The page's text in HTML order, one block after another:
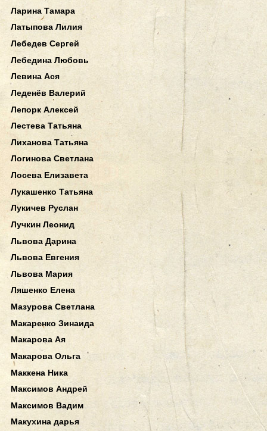
Ларина Тамара
Латыпова Лилия
Лебедев Сергей
Лебедина Любовь
Левина Ася
Леденёв Валерий
Лепорк Алексей
Лестева Татьяна
Лиханова Татьяна
Логинова Светлана
Лосева Елизавета
Лукашенко Татьяна
Лукичев Руслан
Лучкин Леонид
Львова Дарина
Львова Евгения
Львова Мария
Ляшенко Елена
Мазурова Светлана
Макаренко Зинаида
Макарова Ая
Макарова Ольга
Маккена Ника
Максимов Андрей
Максимов Вадим
Макухина дарья